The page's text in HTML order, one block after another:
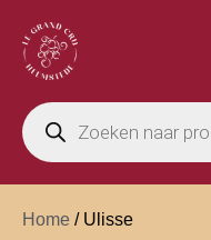
Home / Ulisse